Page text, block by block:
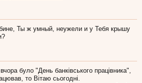
Ты ж умный, неужели и у Тебя крышу
було "День банківського працівника",
то Вітаю сьогодні.